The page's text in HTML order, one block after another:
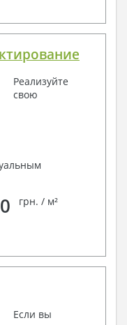
Реализуйте
свою
грн. / м²
Если вы